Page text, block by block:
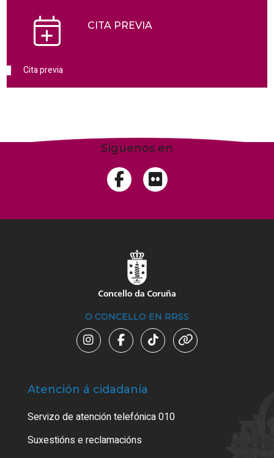
CITA PREVIA
Cita previa
Síguenos en
O CONCELLO EN RRSS
Atención á cidadanía
Servizo de atención telefónica 010
Suxestións e reclamacións